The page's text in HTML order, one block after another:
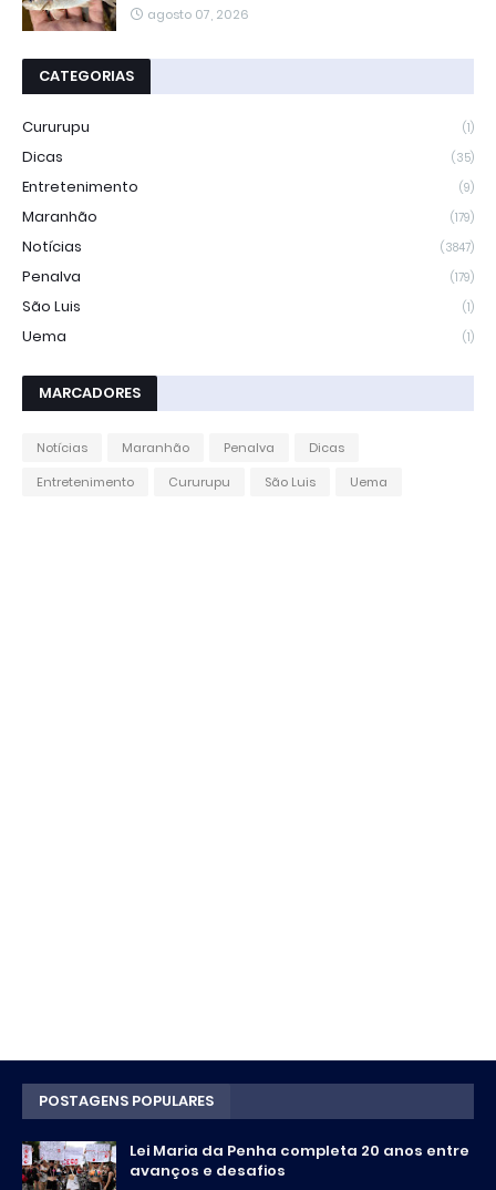
agosto 07, 2026
CATEGORIAS
Cururupu (1)
Dicas (35)
Entretenimento (9)
Maranhão (179)
Notícias (3847)
Penalva (179)
São Luis (1)
Uema (1)
MARCADORES
Notícias Maranhão Penalva
Dicas
Entretenimento
Cururupu São Luis Uema
POSTAGENS POPULARES
Lei Maria da Penha completa 20 anos entre
avanços e desafios